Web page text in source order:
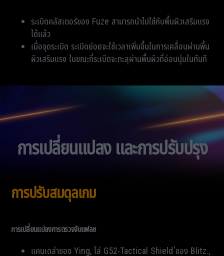
ระเบิดคลัสเตอร์ของ Fuze สามารถนำไปใช้กับพื้นผิวเสริมแรง
ได้แล้ว
เมื่อจุดระเบิด ระเบิดย่อยจะใช้เวลาเพิ่มขึ้นในการเคลื่อนผ่านพื้น
ผิวเสริมแรง ในขณะที่ระเบิดจะทะลุผ่านพื้นผิวที่อ่อนนุ่มในทันที
การเปลี่ยนแปลง และการปรับปรุง
การปรับสมดุลเกม
การเปลี่ยนแปลงการตรวจจับแฟลช
แคนเดล่าของ Ying, โล่ G52-Tactical Shield ่ของ Blitz.,